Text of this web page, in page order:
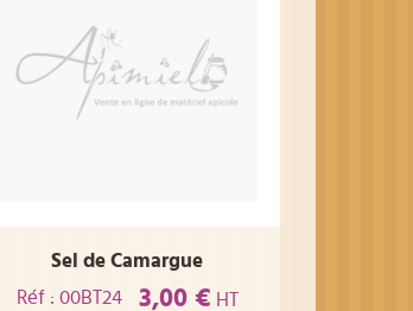
Sel de Camargue
Réf : 00BT24
3,00 € HT